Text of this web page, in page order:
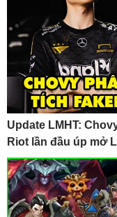
Update LMHT:
Riot lần đầu úp mở